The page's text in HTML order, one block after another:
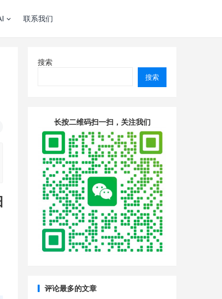
联系我们
搜索
搜索
长按二维码扫一扫，关注我们
评论最多的文章